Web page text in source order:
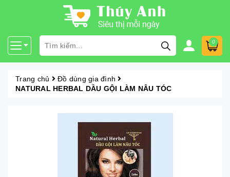
0
Trang chủ
Đồ dùng gia đình
NATURAL HERBAL DẦU GỘI LÀM NÂU TÓC